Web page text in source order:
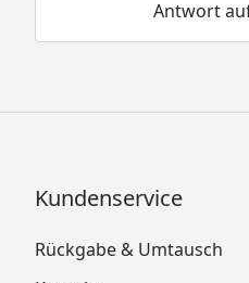
Antwort
Kundenservice
Rückgabe & Umtausch